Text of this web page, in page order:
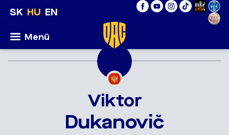
SK HU EN
Menü
Viktor
Dukanovič